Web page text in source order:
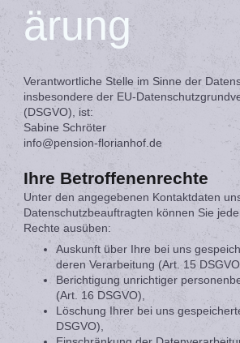
ärung
Verantwortliche Stelle im Sinne der
insbesondere der EU-
(DSGVO), ist:
Sabine Schröter
info@pension-florianhof.de
Ihre Betroffenenrechte
Unter den angegebenen Kontaktdaten
Datenschutzbeauftragten können Sie
Rechte ausüben:
Auskunft über Ihre bei uns
deren Verarbeitung (Art. 15
Berichtigung unrichtiger
(Art. 16 DSGVO),
Löschung Ihrer bei uns
DSGVO),